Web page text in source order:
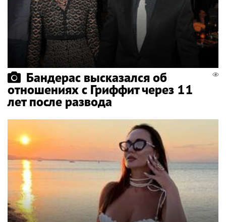
Бандерас высказался об
отношениях с Гриффит через 11
лет после развода